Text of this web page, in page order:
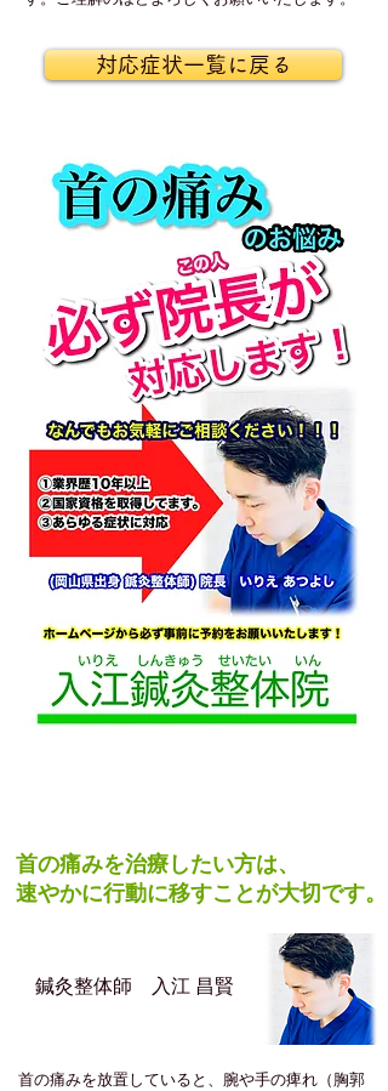
対応症状一覧に戻る
首の痛みを治療したい方は、
速やかに行動に移すことが大切です。
​鍼灸整体師 入江 昌賢
首の痛みを放置していると、腕や手の痺れ（胸郭